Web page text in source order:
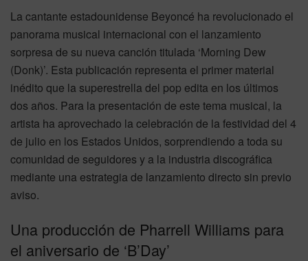
La cantante estadounidense Beyoncé ha revolucionado el
panorama musical internacional con el lanzamiento
sorpresa de su nueva canción titulada ‘Morning Dew
(Donk)’. Esta publicación representa el primer material
inédito que la superestrella del pop edita en los últimos
dos años. Para la presentación de este tema musical, la
artista ha aprovechado la celebración de la festividad del 4
de julio en los Estados Unidos, sorprendiendo a toda su
comunidad de seguidores y a la industria discográfica
mediante una estrategia de lanzamiento directo sin previo
aviso.
Una producción de Pharrell Williams para
el aniversario de ‘B’Day’